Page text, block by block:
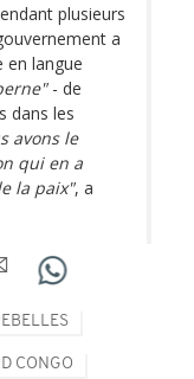
plusieurs
a
en langue
- de
dans les
avons le
qui en a
la paix", a
CONGO